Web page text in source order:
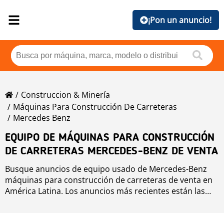
¡Pon un anuncio!
Construccion & Minería
Máquinas Para Construcción De Carreteras
Mercedes Benz
EQUIPO DE MÁQUINAS PARA CONSTRUCCIÓN
DE CARRETERAS MERCEDES-BENZ DE VENTA
Busque anuncios de equipo usado de Mercedes-Benz
máquinas para construcción de carreteras de venta en
América Latina. Los anuncios más recientes están las